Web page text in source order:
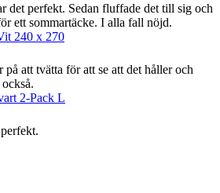
det perfekt. Sedan fluffade det till sig och
ett sommartäcke. I alla fall nöjd.
240 x 270
att tvätta för att se att det håller och
2-Pack L